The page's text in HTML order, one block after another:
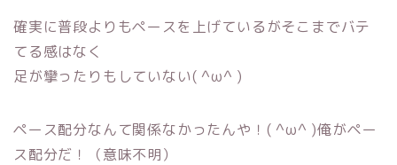
確実に普段よりもペースを上げているがそこまでバテ
てる感はなく
足が攣ったりもしていない( ^ω^ )
ペース配分なんて関係なかったんや！( ^ω^ )俺がペー
ス配分だ！（意味不明）